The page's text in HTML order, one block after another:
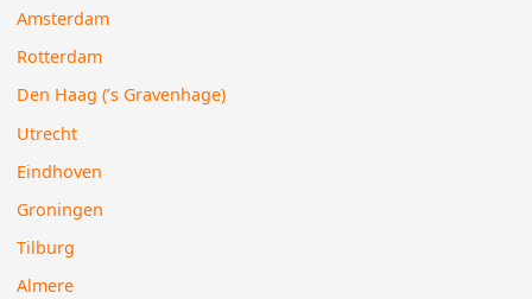
Amsterdam
Rotterdam
Den Haag (’s Gravenhage)
Utrecht
Eindhoven
Groningen
Tilburg
Almere